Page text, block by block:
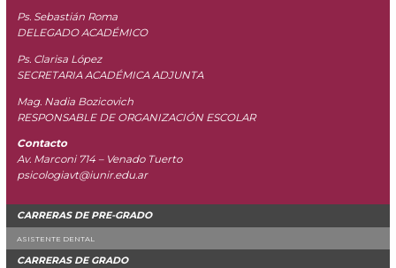
CARRERAS DE PRE-GRADO
ASISTENTE DENTAL
CARRERAS DE GRADO
Ps. Sebastián Roma
DELEGADO ACADÉMICO
Ps. Clarisa López
SECRETARIA ACADÉMICA ADJUNTA
Mag. Nadia Bozicovich
RESPONSABLE DE ORGANIZACIÓN ESCOLAR
Contacto
Av. Marconi 714 – Venado Tuerto
psicologiavt@iunir.edu.ar